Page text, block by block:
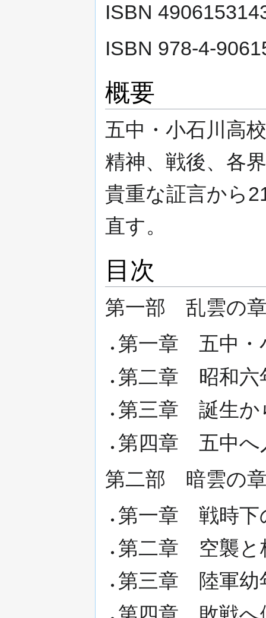
ISBN
ISBN 978-4-
概要
五中・小石川高
精神、戦後、各
貴重な証言から
直す。
目次
第一部 乱雲の
第一章 五中・
第二章 昭和六
第三章 誕生か
第四章 五中へ
第二部 暗雲の
第一章 戦時下
第二章 空襲と
第三章 陸軍幼